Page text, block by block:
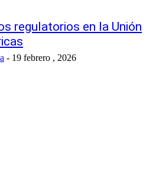
regulatorios en la Unión
- 19 febrero , 2026